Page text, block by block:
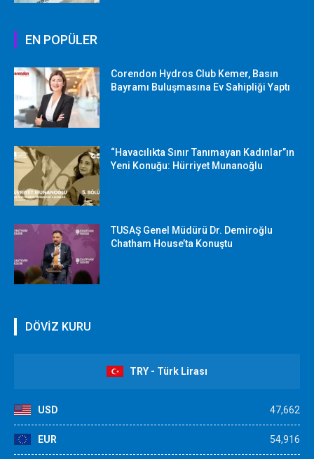
EN POPÜLER
Corendon Hydros Club Kemer, Basın
Bayramı Buluşmasına Ev Sahipliği Yaptı
“Havacılıkta Sınır Tanımayan Kadınlar”ın
Yeni Konuğu: Hürriyet Munanoğlu
TUSAŞ Genel Müdürü Dr. Demiroğlu
Chatham House’ta Konuştu
DÖVİZ KURU
TRY - Türk Lirası
USD 47,662
EUR 54,916